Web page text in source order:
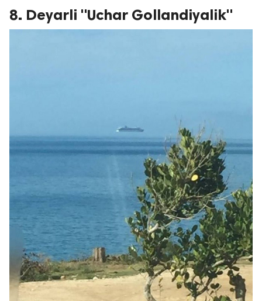
8. Deyarli "Uchar Gollandiyalik"